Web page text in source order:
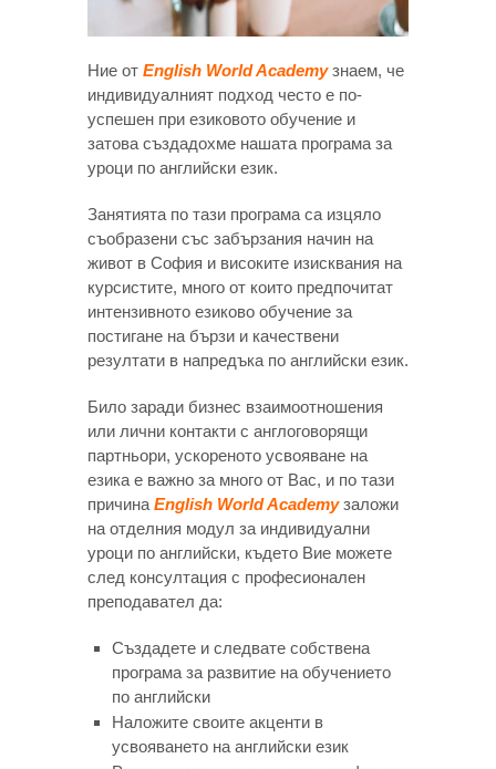
Ние от English World Academyзнаем, че
индивидуалният подход често е по-
успешен при езиковото обучение и
затова създадохме нашата програма за
уроци по английски език.
Занятията по тази програма са изцяло
съобразени със забързания начин на
живот в София и високите изисквания на
курсистите, много от които предпочитат
интензивното езиково обучение за
постигане на бързи и качествени
резултати в напредъка по английски език.
Било заради бизнес взаимоотношения
или лични контакти с англоговорящи
партньори, ускореното усвояване на
езика е важно за много от Вас, и по тази
причина English World Academyзаложи
на отделния модул за индивидуални
уроци по английски, където Вие можете
след консултация с професионален
преподавател да:
Създадете и следвате собствена
програма за развитие на обучението
по английски
Наложите своите акценти в
усвояването на английски език